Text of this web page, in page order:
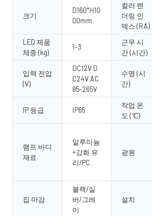
크기
D160*H10
00mm
컬러 렌
더링 인
덱스 (RA)
LED 제품
체중 (kg)
1-3
근무 시
간 (시간)
입력 전압
(V)
DC12V D
C24V AC
85-265V
수명 (시
간)
IP 등급 IP65
작업 온
도 (℃)
램프 바디
재료
알루미늄
+강화 유
리/PC
광원
집 마감
블랙/실
버/그레
이
설치